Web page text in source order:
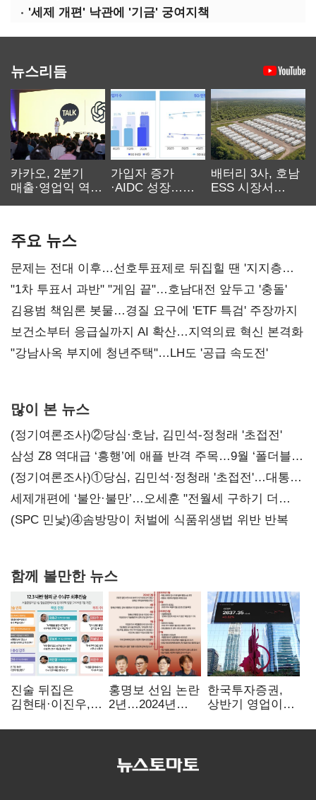
'세제 개편' 낙관에 '기금' 궁여지책
뉴스리듬
카카오, 2분기
매출·영업익 역대
가입자 증가
·AIDC 성장…
배터리 3사, 호남
ESS 시장서
주요 뉴스
문제는 전대 이후…선호투표제로 뒤집힐 땐 '지지층
불복'
"1차 투표서 과반" "게임 끝"…호남대전 앞두고 '충돌'
김용범 책임론 봇물…경질 요구에 'ETF 특검' 주장까지
보건소부터 응급실까지 AI 확산…지역의료 혁신 본격화
"강남사옥 부지에 청년주택"…LH도 '공급 속도전'
많이 본 뉴스
(정기여론조사)②당심·호남, 김민석-정청래 '초접전'
삼성 Z8 역대급 ‘흥행’에 애플 반격 주목…9월 ‘폴더블
대전’
(정기여론조사)①당심, 김민석·정청래 '초접전'…대통령
지지도 '50% 아래로'(종합)
세제개편에 ‘불안·불만’…오세훈 "전월세 구하기 더
힘들어질 것"
(SPC 민낯)④솜방망이 처벌에 식품위생법 위반 반복
함께 볼만한 뉴스
진술 뒤집은
김현태·이진우,
헌신"…법정서
홍명보 선임 논란
2년…2024년
압색까지
한국투자증권,
상반기 영업이익
전년비 89.1%↑